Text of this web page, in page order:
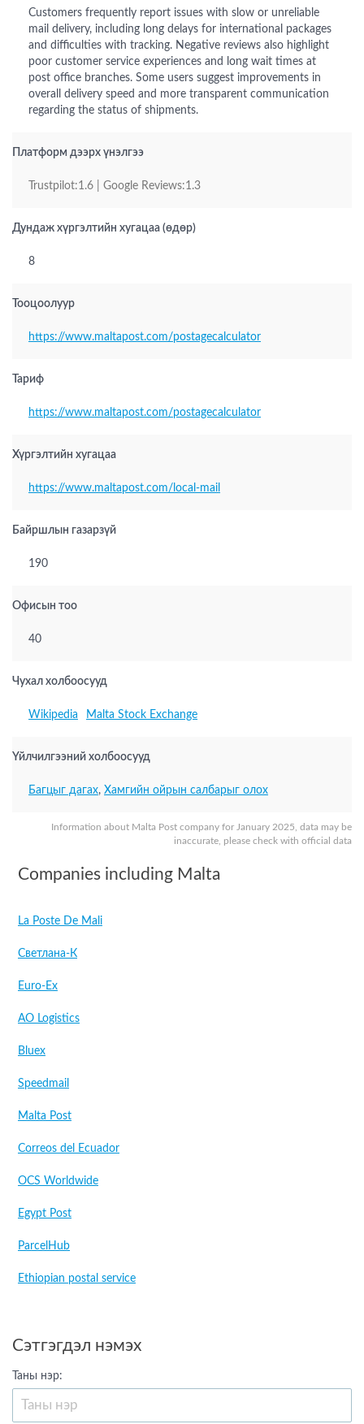
Information about Malta Post company for January 2025, data may be
inaccurate, please check with official data
Customers frequently report issues with slow or unreliable
mail delivery, including long delays for international packages
and difficulties with tracking. Negative reviews also highlight
poor customer service experiences and long wait times at
post office branches. Some users suggest improvements in
overall delivery speed and more transparent communication
regarding the status of shipments.
Платформ дээрх үнэлгээ
Trustpilot:1.6 | Google Reviews:1.3
Дундаж хүргэлтийн хугацаа (өдөр)
8
Тооцоолуур
https://www.maltapost.com/postagecalculator
Тариф
https://www.maltapost.com/postagecalculator
Хүргэлтийн хугацаа
https://www.maltapost.com/local-mail
Байршлын газарзүй
190
Офисын тоо
40
Чухал холбоосууд
Wikipedia Malta Stock Exchange
Үйлчилгээний холбоосууд
Багцыг дагах, Хамгийн ойрын салбарыг олох
Companies including Malta
La Poste De Mali
Светлана-К
Euro-Ex
AO Logistics
Bluex
Speedmail
Malta Post
Correos del Ecuador
OCS Worldwide
Egypt Post
ParcelHub
Ethiopian postal service
Сэтгэгдэл нэмэх
Таны нэр: